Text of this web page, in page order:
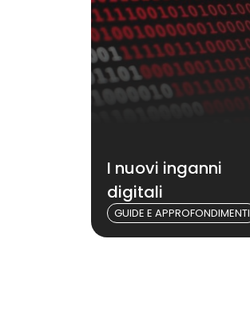
I nuovi inganni
digitali
GUIDE E APPROFONDIMENTI